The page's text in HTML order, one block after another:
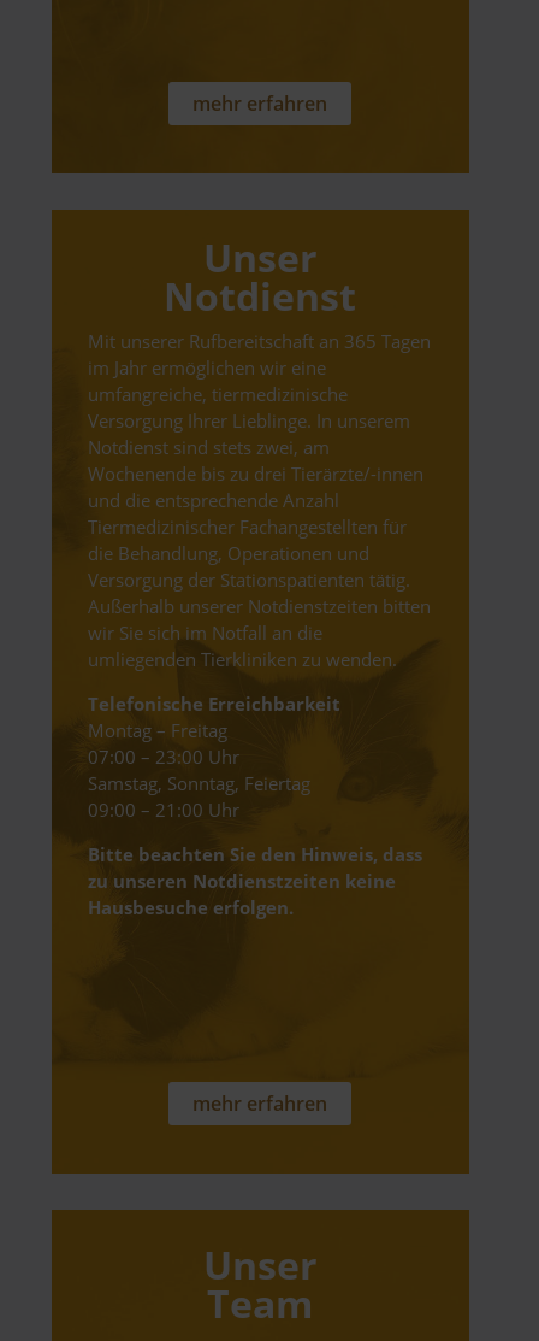
mehr erfahren
Unser
Notdienst
Mit unserer Rufbereitschaft an 365 Tagen
im Jahr ermöglichen wir eine
umfangreiche, tiermedizinische
Versorgung Ihrer Lieblinge. In unserem
Notdienst sind stets zwei, am
Wochenende bis zu drei Tierärzte/-innen
und die entsprechende Anzahl
Tiermedizinischer Fachangestellten für
die Behandlung, Operationen und
Versorgung der Stationspatienten tätig.
Außerhalb unserer Notdienstzeiten bitten
wir Sie sich im Notfall an die
umliegenden Tierkliniken zu wenden.
Telefonische Erreichbarkeit
Montag – Freitag
07:00 – 23:00 Uhr
Samstag, Sonntag, Feiertag
09:00 – 21:00 Uhr
Bitte beachten Sie den Hinweis, dass
zu unseren Notdienstzeiten keine
Hausbesuche erfolgen.
mehr erfahren
Unser
Team